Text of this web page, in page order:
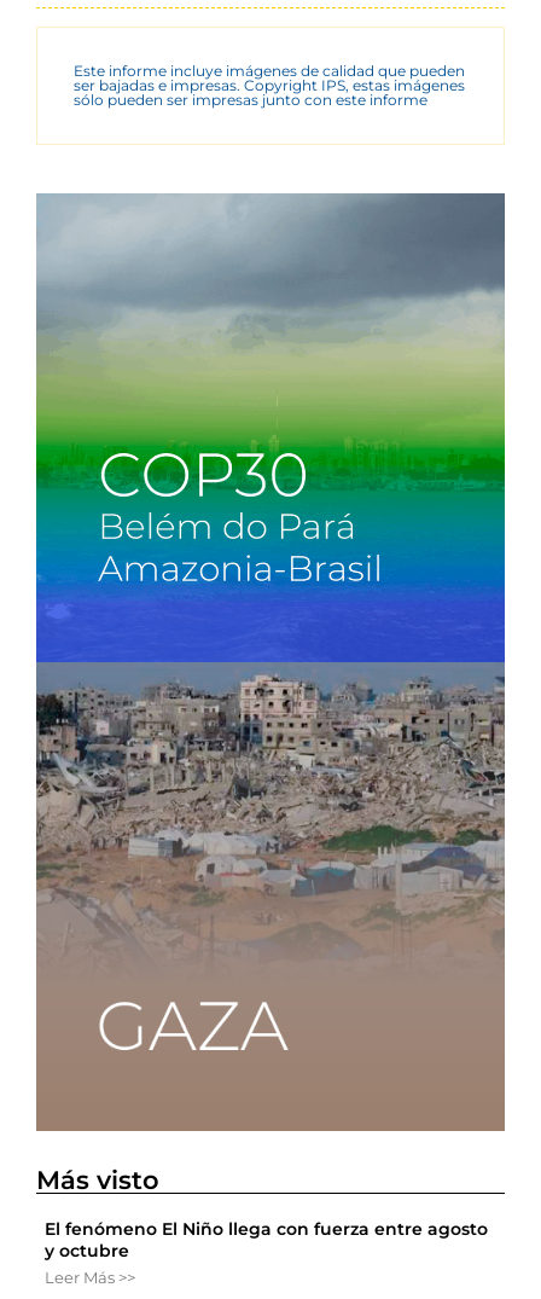
Este informe incluye imágenes de calidad que pueden
ser bajadas e impresas. Copyright IPS, estas imágenes
sólo pueden ser impresas junto con este informe
Más visto
El fenómeno El Niño llega con fuerza entre agosto
y octubre
Leer Más >>